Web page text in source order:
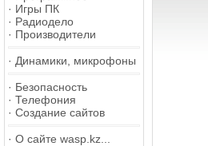
· Игры ПК
· Радиодело
· Производители
· Динамики, микрофоны
· Безопасность
· Телефония
· Создание сайтов
· О сайте wasp.kz...